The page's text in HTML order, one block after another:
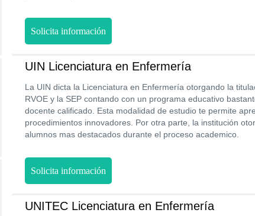
Solicita información
UIN Licenciatura en Enfermería
La UIN dicta la Licenciatura en Enfermería otorgando la
RVOE y la SEP contando con un programa educativo
docente calificado. Esta modalidad de estudio te permite
procedimientos innovadores. Por otra parte, la institución
alumnos mas destacados durante el proceso academico.
Solicita información
UNITEC Licenciatura en Enfermería